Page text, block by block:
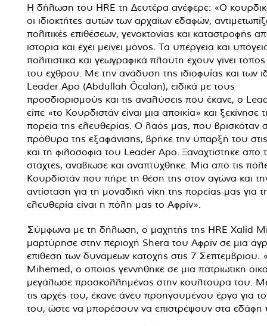
Η δήλωση του HRE τη Δευτέρα ανέφερε: «Ο
οι ιδιοκτήτες αυτών των αρχαίων εδαφών,
πολιτικές επιθέσεων, γενοκτονίας και καταστροφής
ιστορία και έχει μείνει μόνος. Τα υπέργεια και
πολιτιστικά και γεωγραφικά πλούτη έχουν γίνει
του εχθρού. Με την ανάδυση της ιδιοφυΐας και των
Leader Apo (Abdullah Öcalan), ειδικά με τους
προσδιορισμούς και τις αναλύσεις που έκανε, ο
είπε «το Κουρδιστάν είναι μια αποικία» και ξεκίνησε
πορεία της ελευθερίας. Ο λαός μας, που βρισκόταν
πρόθυρα της εξαφάνισης, βρήκε την ύπαρξή του
και τη φιλοσοφία του Leader Apo. Ξαναχτίστηκε από
στάχτες, αναβίωσε και αναπτύχθηκε. Μία από τις
Κουρδιστάν που πήρε τη θέση της στον αγώνα και
αντίσταση για τη μοναδική νίκη της πορείας μας για
ελευθερία είναι η πόλη μας το Αφρίν».
Σύμφωνα με τη δήλωση, ο μαχητής της HRE Xalid
μαρτύρησε στην περιοχή Shera του Αφρίν σε μια
επίθεση των δυνάμεων κατοχής στις 7 Σεπτεμβρίου.
Mihemed, ο οποίος γεννήθηκε σε μια πατριωτική
μεγάλωσε προσκολλημένος στην κουλτούρα του.
τις αρχές του, έκανε άνευ προηγουμένου έργο για
του, ώστε να μπορέσουν να επιστρέψουν στα εδάφη